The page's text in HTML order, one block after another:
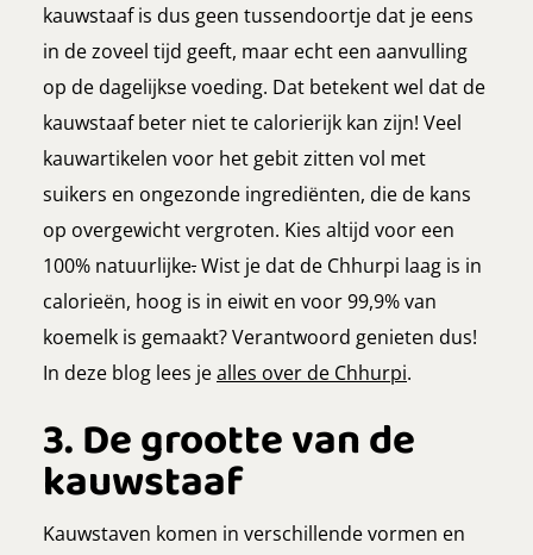
kauwstaaf is dus geen tussendoortje dat je eens
in de zoveel tijd geeft, maar echt een aanvulling
op de dagelijkse voeding. Dat betekent wel dat de
kauwstaaf beter niet te calorierijk kan zijn! Veel
kauwartikelen voor het gebit zitten vol met
suikers en ongezonde ingrediënten, die de kans
op overgewicht vergroten. Kies altijd voor een
100% natuurlijke.Wist je dat de Chhurpi laag is in
calorieën, hoog is in eiwit en voor 99,9% van
koemelk is gemaakt? Verantwoord genieten dus!
In deze blog lees jealles over de Chhurpi.
3. De grootte van de
kauwstaaf
Kauwstaven komen in verschillende vormen en